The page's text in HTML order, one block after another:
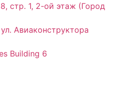
стр. 1, 2-ой этаж (Город
Авиаконструктора
Building 6